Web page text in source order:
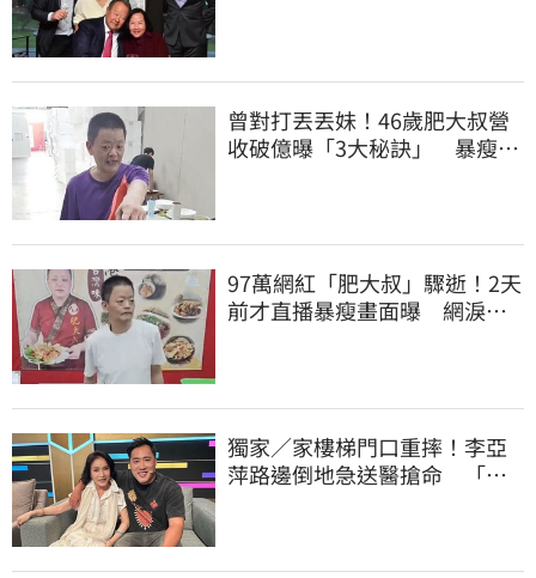
曾對打丟丟妹！46歲肥大叔營
收破億曝「3大秘訣」 暴瘦猝
97萬網紅「肥大叔」驟逝！2天
前才直播暴瘦畫面曝 網淚
獨家／家樓梯門口重摔！李亞
萍路邊倒地急送醫搶命 「最